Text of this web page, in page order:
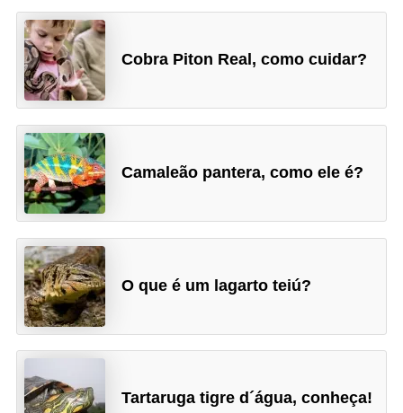
Cobra Piton Real, como cuidar?
Camaleão pantera, como ele é?
O que é um lagarto teiú?
Tartaruga tigre d´água, conheça!
r
o
s
e
c
a
n
i
o
s
G
a
o